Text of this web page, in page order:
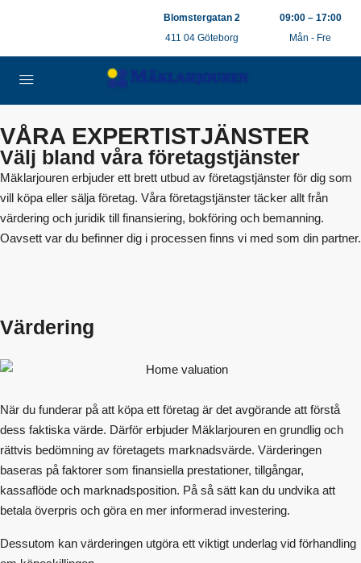
Blomstergatan 2
411 04 Göteborg
09:00 – 17:00
Mån - Fre
VÅRA EXPERTISTJÄNSTER
Välj bland våra företagstjänster
Mäklarjouren erbjuder ett brett utbud av företagstjänster för dig som
vill köpa eller sälja företag. Våra företagstjänster täcker allt från
värdering och juridik till finansiering, bokföring och bemanning.
Oavsett var du befinner dig i processen finns vi med som din partner.
Värdering
När du funderar på att köpa ett företag är det avgörande att förstå
dess faktiska värde. Därför erbjuder Mäklarjouren en grundlig och
rättvis bedömning av företagets marknadsvärde. Värderingen
baseras på faktorer som finansiella prestationer, tillgångar,
kassaflöde och marknadsposition. På så sätt kan du undvika att
betala överpris och göra en mer informerad investering.
Dessutom kan värderingen utgöra ett viktigt underlag vid förhandling